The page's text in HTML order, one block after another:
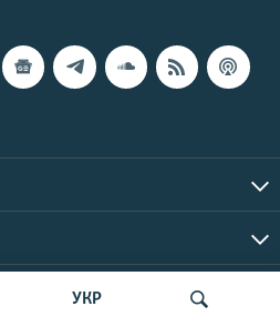
УКР
2026 | Все права защищены.